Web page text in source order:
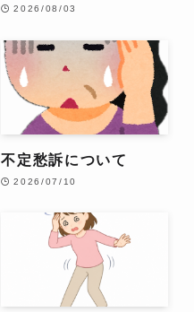
2026/08/03
不定愁訴について
2026/07/10